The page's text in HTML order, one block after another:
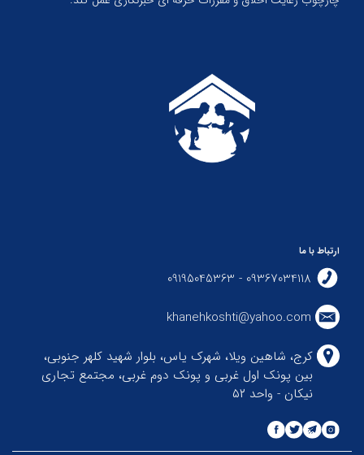
ارتباط با ما
09367034118 - 09195045363
khanehkoshti@yahoo.com
کرج، شاهین ویلا، شهرک یاس، بلوار شهید کلهر جنوبی،
بین پونک اول غربی و پونک دوم غربی، مجتمع تجاری
نیکان - واحد ۵۲